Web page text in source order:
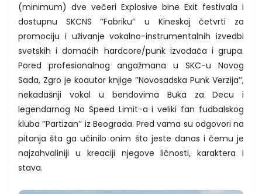
(minimum) dve večeri Explosive bine Exit festivala i
dostupnu SKCNS ’’Fabriku’’ u Kineskoj četvrti za
promociju i uživanje vokalno-instrumentalnih izvedbi
svetskih i domaćih hardcore/punk izvođača i grupa.
Pored profesionalnog angažmana u SKC-u Novog
Sada, Zgro je koautor knjige ’’Novosadska Punk Verzija’’,
nekadašnji vokal u bendovima Buka za Decu i
legendarnog No Speed Limit-a i veliki fan fudbalskog
kluba ’’Partizan’’ iz Beograda. Pred vama su odgovori na
pitanja šta ga učinilo onim što jeste danas i čemu je
najzahvaliniji u kreaciji njegove ličnosti, karaktera i
stava.